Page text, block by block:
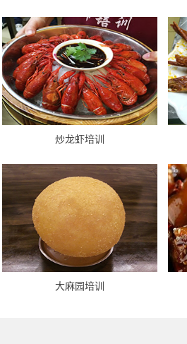
炒龙虾培训
大麻园培训